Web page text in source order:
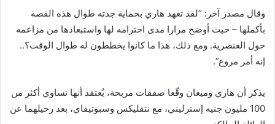
وقال مصدر آخر: “لقد تعهد هاري بحماية جدته طوال هذه القصة
بأكملها – حيث أوضح مرارا مدى احترامه لها واستبعادها من مزاعمه
حول العنصرية. ومع ذلك، هذا ما كانوا يخططون له طوال الوقت؟..
إنه أمر مروع”.
يذكر أن هاري وميغان وقّعا صفقات مربحة، يُعتقد أنها تساوي أكثر من
100 مليون جنيه إسترليني، مع نتفليكس وسبوتيفاي، بعد رحيلهما عن